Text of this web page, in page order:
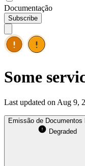
Documentação
Subscribe
Some
Last updated on Aug 9,
Emissão de Documentos
Degraded